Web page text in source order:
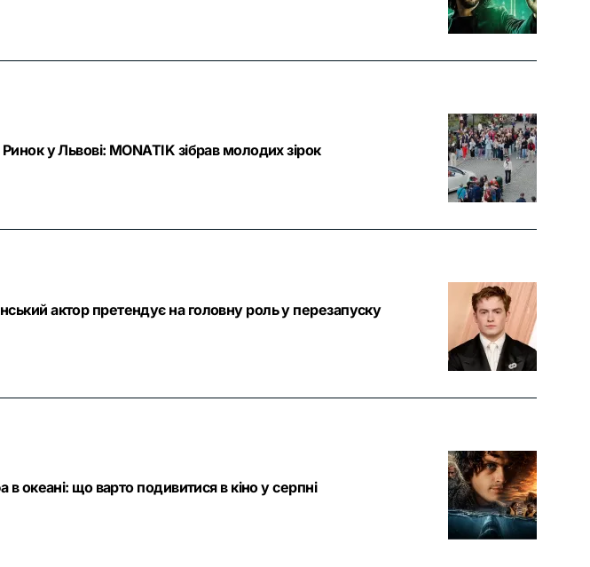
у Львові: MONATIK зібрав молодих зірок
актор претендує на головну роль у перезапуску
в океані: що варто подивитися в кіно у серпні